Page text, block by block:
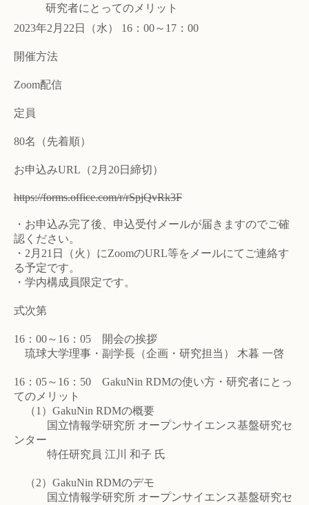
研究者にとってのメリット
2023年2月22日（水） 16：00～17：00
開催方法
Zoom配信
定員
80名（先着順）
お申込みURL（2月20日締切）
https://forms.office.com/r/rSpjQvRk3F
・お申込み完了後、申込受付メールが届きますのでご確
認ください。
・2月21日（火）にZoomのURL等をメールにてご連絡す
る予定です。
・学内構成員限定です。
式次第
16：00～16：05 開会の挨拶
琉球大学理事・副学長（企画・研究担当） 木暮 一啓
16：05～16：50 GakuNin RDMの使い方・研究者にとっ
てのメリット
（1）GakuNin RDMの概要
国立情報学研究所 オープンサイエンス基盤研究セ
ンター
特任研究員 江川 和子 氏
（2）GakuNin RDMのデモ
国立情報学研究所 オープンサイエンス基盤研究セ